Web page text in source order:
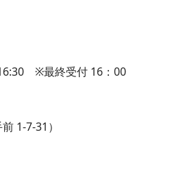
※最終受付 16：00
7-31）